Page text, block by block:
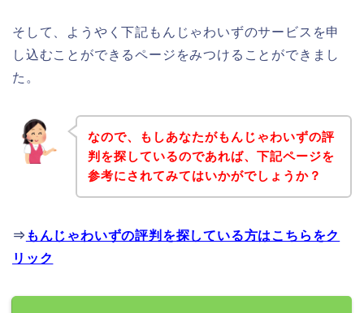
そして、ようやく下記もんじゃわいずのサービスを申
し込むことができるページをみつけることができまし
た。
なので、もしあなたがもんじゃわいずの評
判を探しているのであれば、下記ページを
参考にされてみてはいかがでしょうか？
⇒ もんじゃわいずの評判を探している方はこちらをク
リック